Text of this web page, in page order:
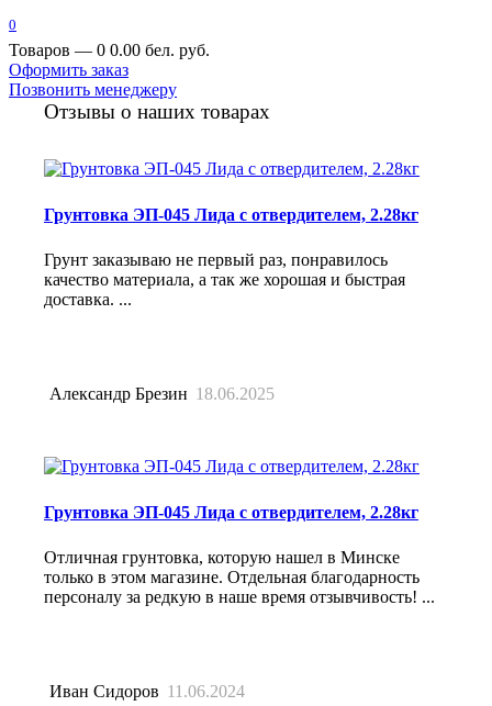
0
Товаров — 0 0.00 бел. руб.
Оформить заказ
Позвонить менеджеру
Отзывы о наших товарах
Грунтовка ЭП-045 Лида с отвердителем, 2.28кг
Грунт заказываю не первый раз, понравилось
качество материала, а так же хорошая и быстрая
доставка. ...
Александр Брезин 18.06.2025
Грунтовка ЭП-045 Лида с отвердителем, 2.28кг
Отличная грунтовка, которую нашел в Минске
только в этом магазине. Отдельная благодарность
персоналу за редкую в наше время отзывчивость! ...
Иван Сидоров 11.06.2024